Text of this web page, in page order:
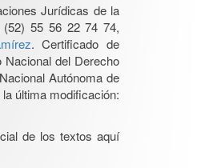
Jurídicas de la
(52) 55 56 22 74 74,
. Certificado de
del Derecho
Autónoma de
última modificación:
de los textos aquí